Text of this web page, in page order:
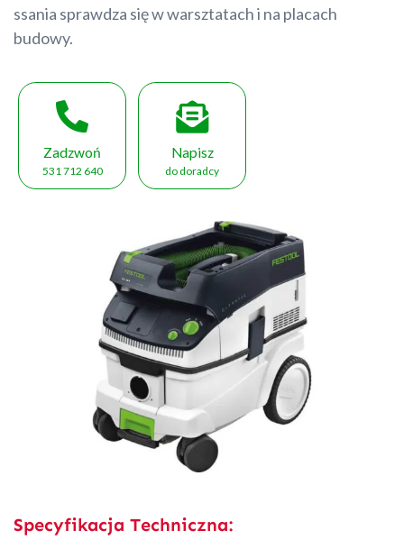
ssania sprawdza się w warsztatach i na placach
budowy.
Zadzwoń
531 712 640
Napisz
do doradcy
Specyfikacja Techniczna: